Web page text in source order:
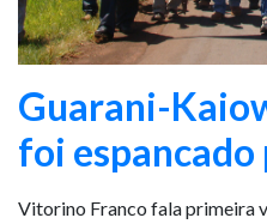
Guarani-
foi espancado
Vitorino Franco fala primeira